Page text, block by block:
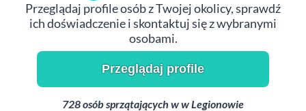
Przeglądaj profile osób z Twojej okolicy, sprawdź
ich doświadczenie i skontaktuj się z wybranymi
osobami.
Przeglądaj profile
728 osób sprzątających w w Legionowie